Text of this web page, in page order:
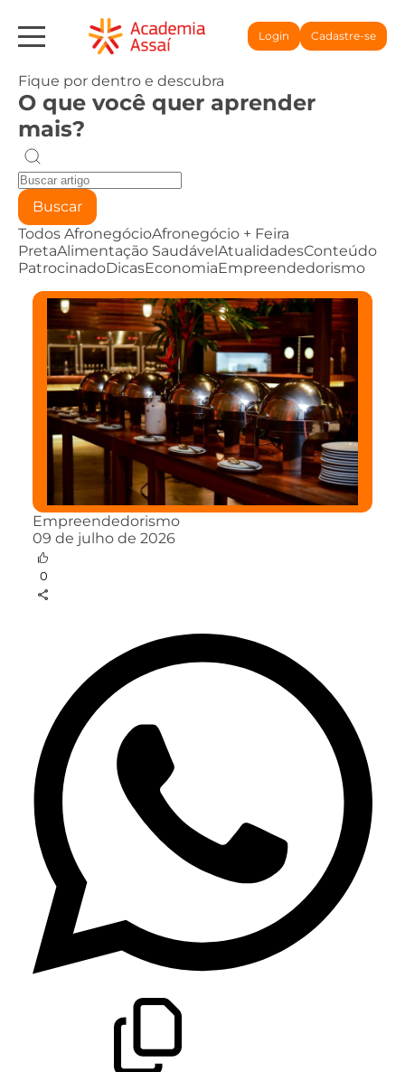
Login Cadastre-se
Fique por dentro e descubra
O que você quer aprender
mais?
Buscar
Todos AfronegócioAfronegócio + Feira
PretaAlimentação SaudávelAtualidadesConteúdo
PatrocinadoDicasEconomiaEmpreendedorismo
Empreendedorismo
09 de julho de 2026
0